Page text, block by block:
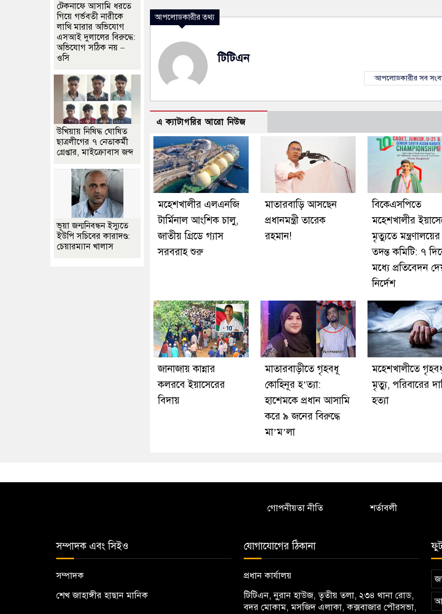
আপলোডকারীর তথ্য
টিটিএন
আপলোডকারীর সব
এ ক্যাটাগরির আরো নিউজ
মহেশখালীর এলএনজি
টার্মিনাল আংশিক চালু,
জাতীয় গ্রিডে গ্যাস
সরবরাহ শুরু
মাতারবাড়ি আসছেন
প্রধানমন্ত্রী তারেক
রহমান!
বিকেএসপিতে
মহেশখালীর
মৃত্যুতে মন্ত্রণালয়ের
তদন্ত কমিটি: ৭
মধ্যে প্রতিবেদন
নির্দেশ
জানাজায় কান্নার
কলরবে ইয়াসেরের
বিদায়
মাতারবাড়ীতে গৃহবধূ
কোহিনূর হ’ত্যা:
হাশেমকে প্রধান আসামি
করে ৯ জনের বিরুদ্ধে
মা’ম’লা
মহেশখালীতে
মৃত্যু, পরিবারের
হত্যা
টেকনাফে আসামি ধরতে
গিয়ে গর্ভবতী নারীকে
লাথি মারার অভিযোগ
এসআই দুলালের বিরুদ্ধে:
অভিযোগ সঠিক নয় –
ওসি
উখিয়ায় নিষিদ্ধ ঘোষিত
ছাত্রলীগের ৭ নেতাকর্মী
গ্রেপ্তার, মাইক্রোবাস জব্দ
ভূয়া জন্মনিবন্ধন ইস্যুতে
ইউপি সচিবের কারাদণ্ড:
চেয়ারম্যান খালাস
গোপনীয়তা নীতি শর্তাবলী
সম্পাদক এবং সিইও
সম্পাদক
শেখ জাহাঙ্গীর হাছান মানিক
যোগাযোগের ঠিকানা
প্রধান কার্যালয়
টিটিএন, নু্রান হাউজ, তৃতীয় তলা, ২৩৪ থানা রোড,
বদর মোকাম, মসজিদ এলাকা, কক্সবাজার পৌরসভা,